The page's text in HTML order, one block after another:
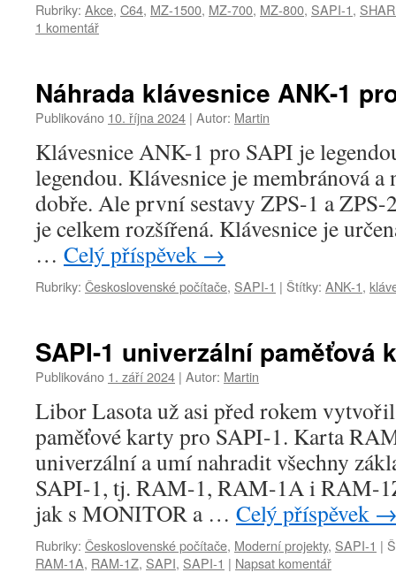
Rubriky: Akce, C64, MZ-1500, MZ-700, MZ-800, SAPI-1,
1 komentář
Náhrada klávesnice ANK-1
Publikováno 10. října 2024 | Autor: Martin
Klávesnice ANK-1 pro SAPI je
legendou. Klávesnice je membránová a
dobře. Ale první sestavy ZPS-1 a ZPS-
je celkem rozšířená. Klávesnice je
… Celý příspěvek →
Rubriky: Československé počítače, SAPI-1 | Štítky: ANK-1,
SAPI-1 univerzální paměťová
Publikováno 1. září 2024 | Autor: Martin
Libor Lasota už asi před rokem
paměťové karty pro SAPI-1. Karta
univerzální a umí nahradit všechny
SAPI-1, tj. RAM-1, RAM-1A i RAM-
jak s MONITOR a … Celý příspěvek
Rubriky: Československé počítače, Moderní projekty, SAPI-1 |
RAM-1A, RAM-1Z, SAPI, SAPI-1 | Napsat komentář